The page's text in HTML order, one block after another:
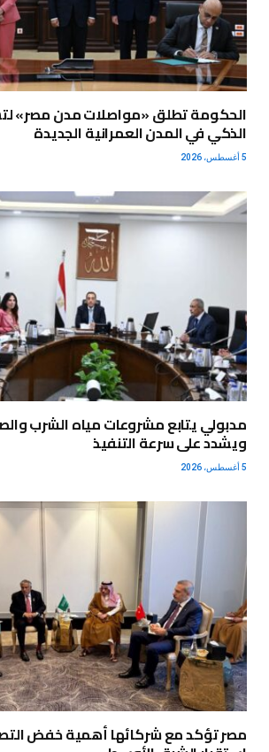
الحكومة تطلق «مواصلات مدن مصر»
الذكي في المدن العمرانية الجديدة
5 أغسطس، 2026
مدبولي يتابع مشروعات مياه الشرب
ويشدد على سرعة التنفيذ
5 أغسطس، 2026
مصر تؤكد مع شركائها أهمية خفض